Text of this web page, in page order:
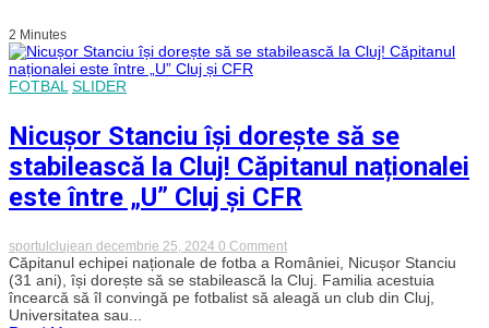
2 Minutes
FOTBAL SLIDER
Nicușor Stanciu își dorește să se
stabilească la Cluj! Căpitanul naționalei
este între „U” Cluj și CFR
sportulclujean decembrie 25, 2024 0 Commenton
Nicușor
Stanciu
își
dorește
Căpitanul echipei naționale de fotba a României, Nicușor Stanciu
(31 ani), își dorește să se stabilească la Cluj. Familia acestuia
încearcă să îl convingă pe fotbalist să aleagă un club din Cluj,
Universitatea sau...